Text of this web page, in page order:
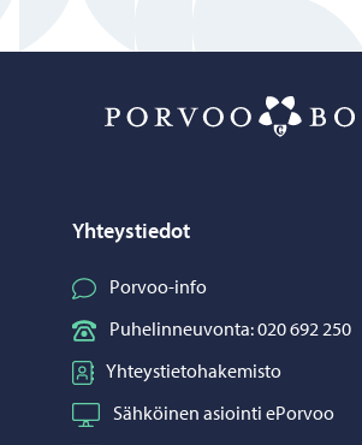
Yhteystiedot
Porvoo-info
Puhelinneuvonta: 020 692 250
Yhteystietohakemisto
Sähköinen asiointi ePorvoo